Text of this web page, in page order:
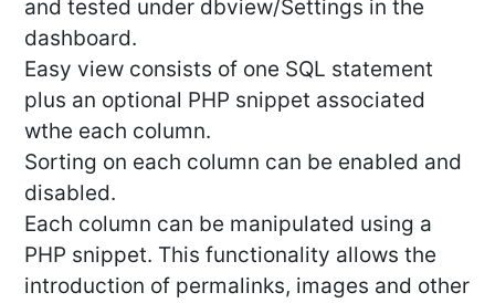
and tested under dbview/Settings in the
dashboard.
Easy view consists of one SQL statement
plus an optional PHP snippet associated
wthe each column.
Sorting on each column can be enabled and
disabled.
Each column can be manipulated using a
PHP snippet. This functionality allows the
introduction of permalinks, images and other